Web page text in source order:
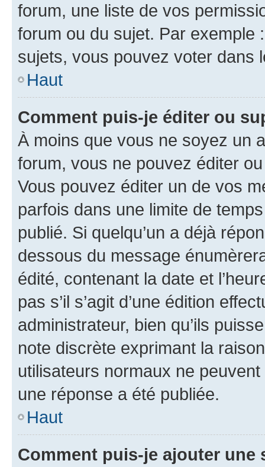
forum, une liste de vos
forum ou du sujet. Par exemple
sujets, vous pouvez voter dans
Haut
Comment puis-je éditer ou
À moins que vous ne soyez un
forum, vous ne pouvez éditer
Vous pouvez éditer un de vos
parfois dans une limite de
publié. Si quelqu’un a déjà
dessous du message
édité, contenant la date et
pas s’il s’agit d’une édition
administrateur, bien qu’ils
note discrète exprimant la
utilisateurs normaux ne
une réponse a été publiée.
Haut
Comment puis-je ajouter une